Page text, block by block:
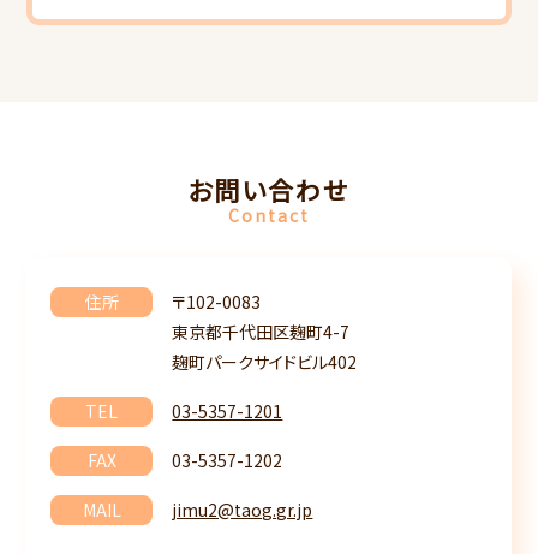
お問い合わせ
Contact
住所
〒102-0083
東京都千代田区麹町4-7
麹町パークサイドビル402
TEL 03-5357-1201
FAX 03-5357-1202
MAIL jimu2@taog.gr.jp